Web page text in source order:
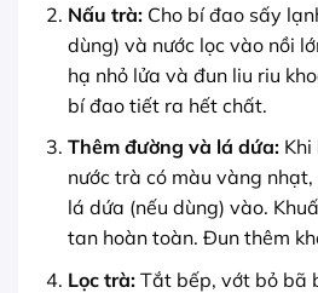
Nấu trà:Cho bí đao sấy
dùng) và nước lọc vào nồi
hạ nhỏ lửa và đun liu riu
bí đao tiết ra hết chất.
Thêm đường và lá dứa:Khi
nước trà có màu vàng
lá dứa (nếu dùng) vào.
tan hoàn toàn. Đun thêm
Lọc trà:Tắt bếp, vớt bỏ bã